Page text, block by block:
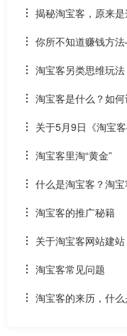
揭秘淘宝客，原来是
你所不知道赚钱方
闲鱼篇
淘宝客另类思维玩法
淘宝客是什么？如
关于5月9日《淘宝
淘宝客里淘“黄金”
什么是淘宝客？淘宝
淘宝客的推广秘籍
关于淘宝客网站建站
淘宝客常见问题
淘宝客的来历，什么